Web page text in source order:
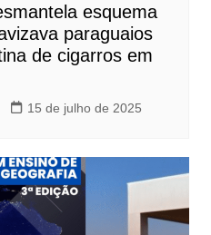
esquema
paraguaios
de cigarros em
15 de julho de 2025